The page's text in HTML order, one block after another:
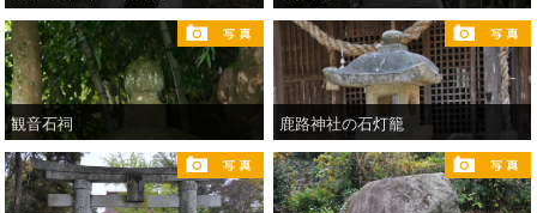
観音石祠 鹿路神社の石灯籠